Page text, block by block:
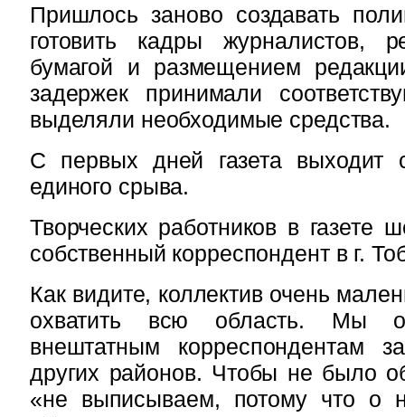
Пришлось заново создавать
готовить кадры журналистов,
бумагой и размещением
задержек принимали
выделяли необходимые средства.
С первых дней газета выходит
единого срыва.
Творческих работников в газете
собственный корреспондент в г.
Как видите, коллектив очень
охватить всю область. Мы
внештатным корреспондентам
других районов. Чтобы не было
«не выписываем, потому что